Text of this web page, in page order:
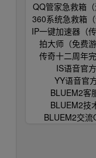
QQ管家急救箱
360系统急救箱
IP一键加速器（
拍大师（免费
传奇十二周年
IS语音官
YY语音官
BLUEM2客
BLUEM2技
BLUEM2交